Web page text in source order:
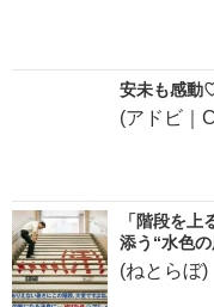
安未も感動
(アドビ｜
「階段を
添う“水色
(ねとらぼ)